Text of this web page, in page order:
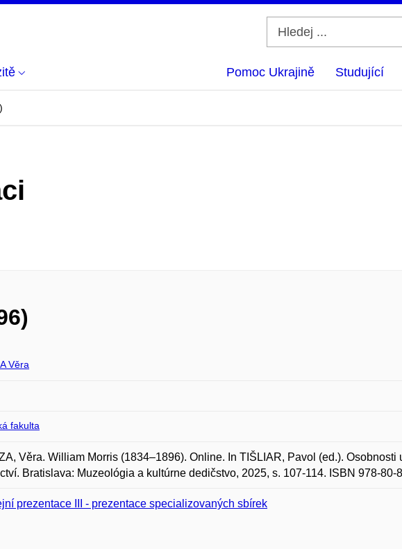
Pomoc Ukrajině Studující
Věra
fakulta
Věra. William Morris (1834–1896). Online. In TIŠLIAR, Pavol (ed.).
Bratislava: Muzeológia a kultúrne dedičstvo, 2025, s. 107-114. ISBN 978-80-
prezentace III - prezentace specializovaných sbírek